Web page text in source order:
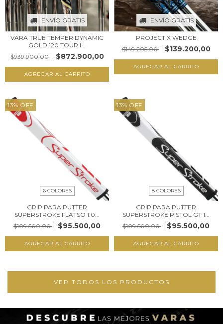
ENVÍO GRATIS
VARA TRUE TEMPER DYNAMIC
GOLD 120 TOUR I...
$939.900,00
$872.900,00
AGREGAR AL CARRITO
ENVÍO GRATIS
PROJECT X WEDGE
$149.205,00
$139.200,00
AGREGAR AL CARRITO
13% OFF
6 COLORES
GRIP PARA PUTTER
SUPERSTROKE FLATSO 1.0...
$109.500,00
$95.500,00
AGREGAR AL CARRITO
13% OFF
8 COLORES
GRIP PARA PUTTER
SUPERSTROKE PISTOL GT 1...
$109.500,00
$95.500,00
AGREGAR AL CARRITO
VER TODOS LOS PRODUCTOS